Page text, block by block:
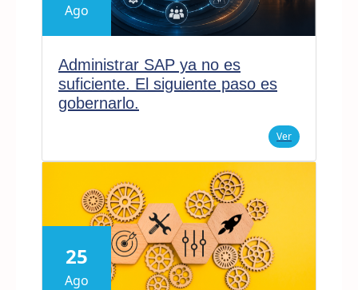
Ago
Administrar SAP ya no es
suficiente. El siguiente paso es
gobernarlo.
Ver
25
Ago